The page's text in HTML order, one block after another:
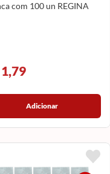
com 100 un REGINA
Adicionar